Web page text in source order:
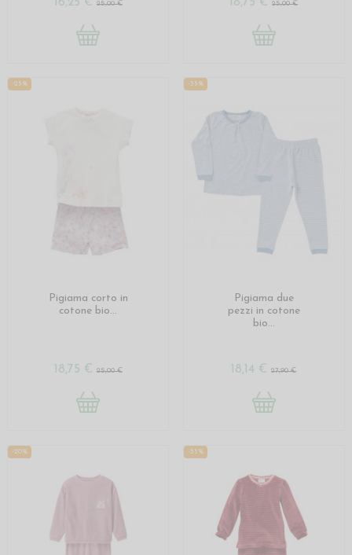
25,00 € 25,00 €
-25%
Pigiama corto in
cotone bio...
18,75 € 25,00 €
-35%
Pigiama due
pezzi in cotone
bio...
18,14 €27,90 €
-20% -35%